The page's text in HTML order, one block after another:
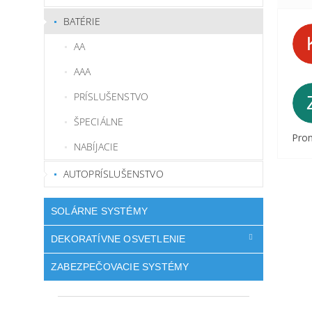
BATÉRIE
AA
AAA
PRÍSLUŠENSTVO
ŠPECIÁLNE
NABÍJACIE
AUTOPRÍSLUŠENSTVO
SOLÁRNE SYSTÉMY
DEKORATÍVNE OSVETLENIE
ZABEZPEČOVACIE SYSTÉMY